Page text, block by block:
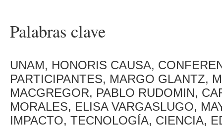
Palabras clave
UNAM, HONORIS CAUSA,
PARTICIPANTES, MARGO GLANTZ,
MACGREGOR, PABLO RUDOMIN,
MORALES, ELISA VARGASLUGO,
IMPACTO, TECNOLOGÍA, CIENCIA,